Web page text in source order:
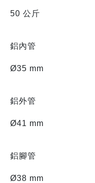
50 公斤
鋁內管
Ø35 mm
鋁外管
Ø41 mm
鋁腳管
Ø38 mm